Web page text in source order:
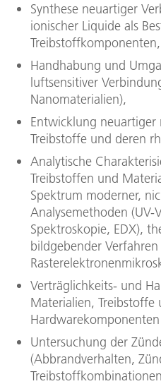
Synthese neuartiger
ionischer Liquide als
Treibstoffkomponenten,
Handhabung und
luftsensitiver
Nanomaterialien),
Entwicklung
Treibstoffe und deren
Analytische
Treibstoffen und
Spektrum moderner,
Analysemethoden (UV-
Spektroskopie, EDX),
bildgebender
Verträglichkeits- und
Materialien, Treibstoffe
Untersuchung der
(Abbrandverhalten,